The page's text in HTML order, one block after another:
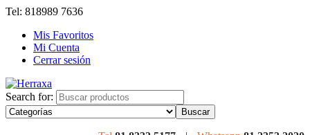
Tel: 818989 7636
Mis Favoritos
Mi Cuenta
Cerrar sesión
Search for: